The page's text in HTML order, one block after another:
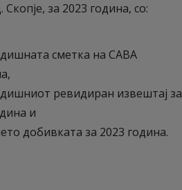
за 2023 година, со:
сметка на САВА
ревидиран извештај за
и
добивката за 2023 година.